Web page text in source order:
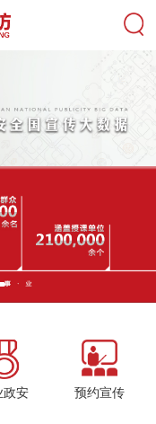
政安 预约宣传